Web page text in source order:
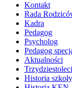
Kontakt
Rada
Kadra
Pedagog
Psycholog
Pedagog
Aktualności
Historia szkoły